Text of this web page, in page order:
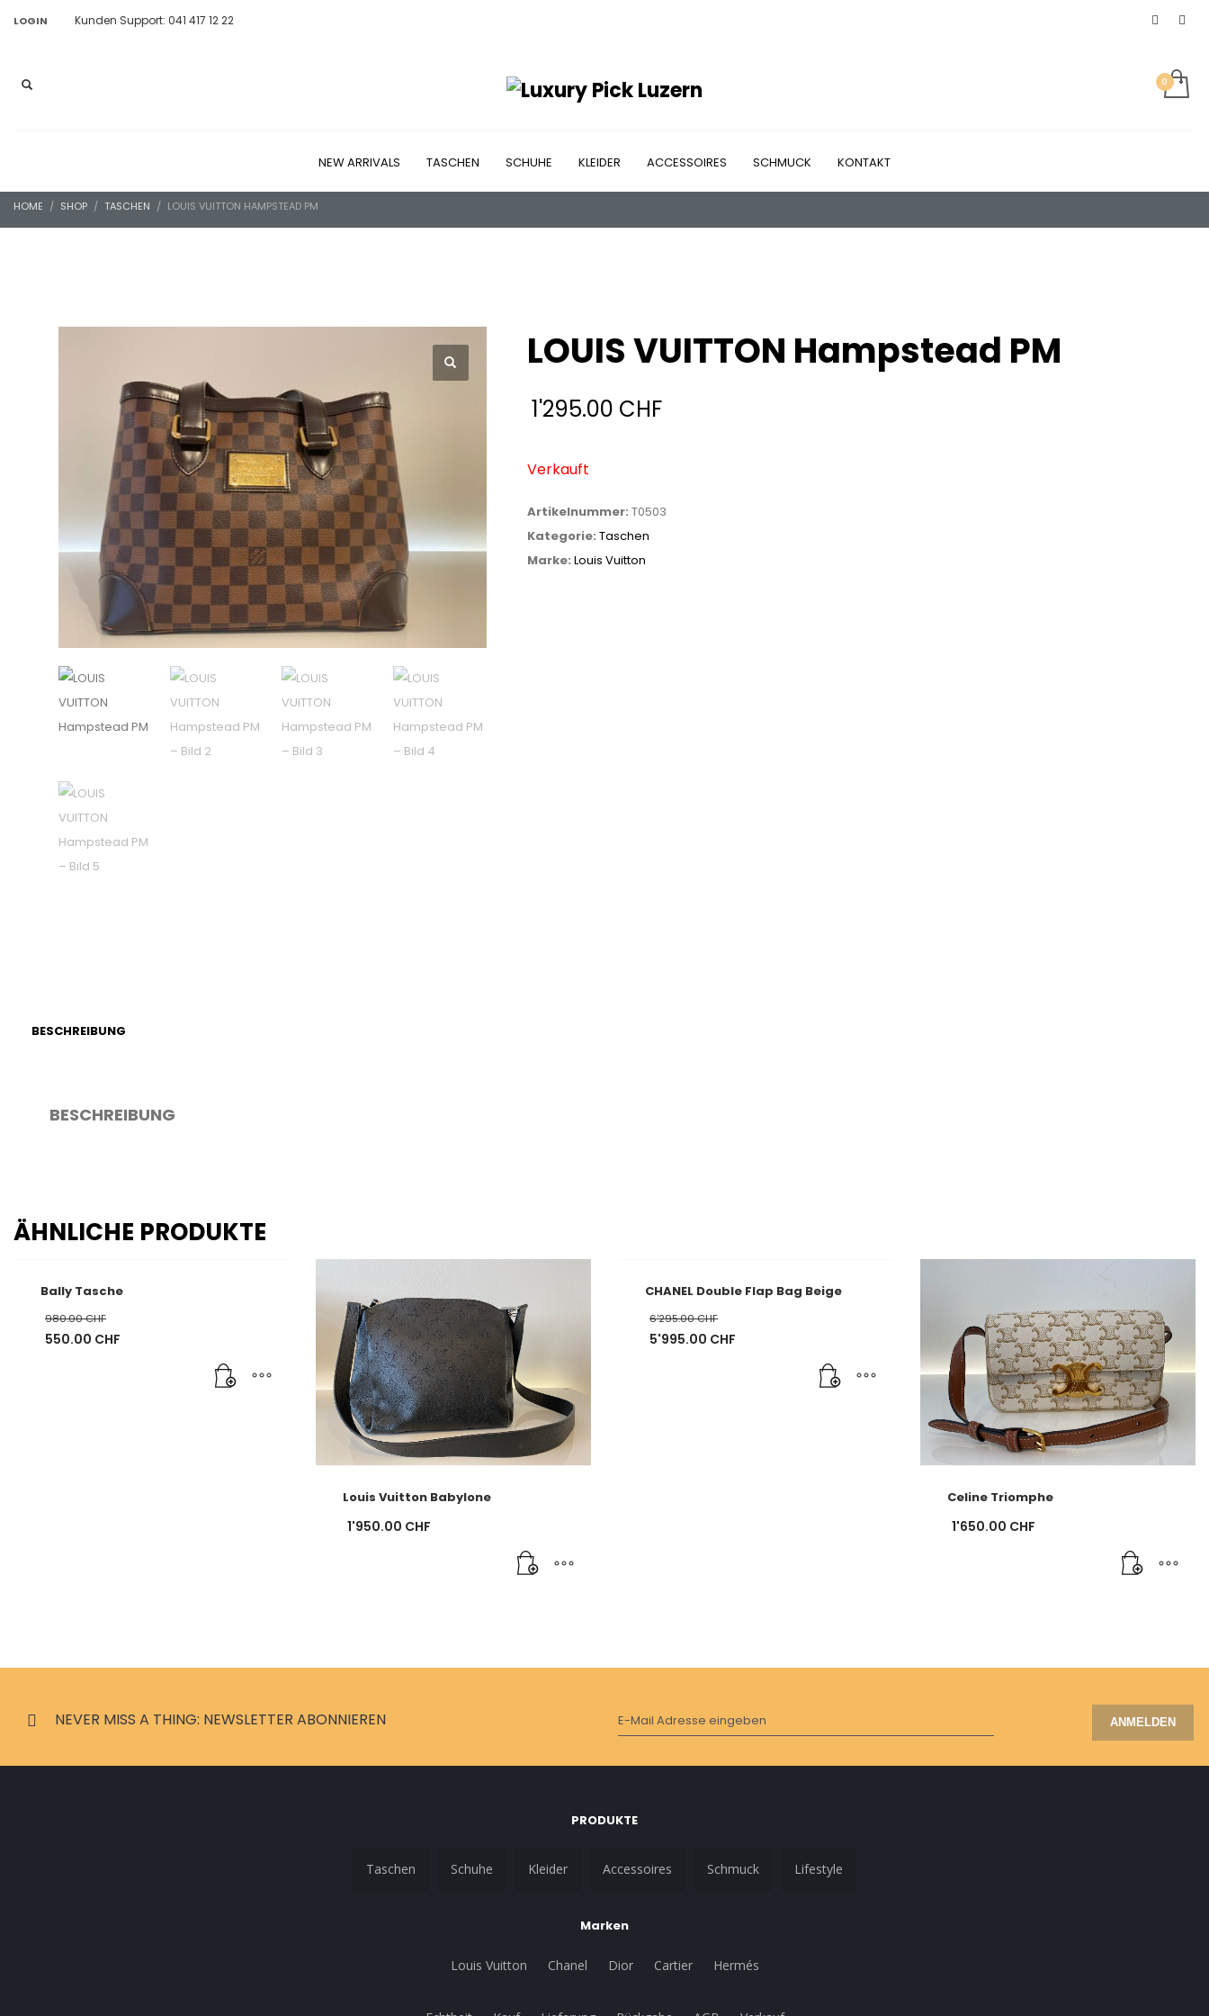
LOGIN Kunden Support: 041 417 12 22
NEW ARRIVALS TASCHEN SCHUHE KLEIDER ACCESSOIRES SCHMUCK KONTAKT
HOME SHOP TASCHEN LOUIS VUITTON HAMPSTEAD PM
LOUIS VUITTON Hampstead PM
1'295.00 CHF
Verkauft
Artikelnummer: T0503
Kategorie: Taschen
Marke: Louis Vuitton
BESCHREIBUNG
BESCHREIBUNG
ÄHNLICHE PRODUKTE
Bally Tasche
980.00CHF
Ursprünglicher
550.00 CHF
Louis Vuitton Babylone
1'950.00 CHF
CHANEL Double Flap Bag Beige
6'295.00CHF
Ursprünglicher
5'995.00 CHF
Celine Triomphe
1'650.00 CHF
NEVER MISS A THING: NEWSLETTER ABONNIEREN E-Mail Adresse eingeben ANMELDEN
PRODUKTE
Taschen Schuhe Kleider Accessoires Schmuck Lifestyle
Marken
Louis Vuitton Chanel Dior Cartier Hermés